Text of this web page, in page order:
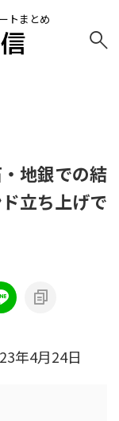
トまとめ
地銀での結
立ち上げで
年4月24日